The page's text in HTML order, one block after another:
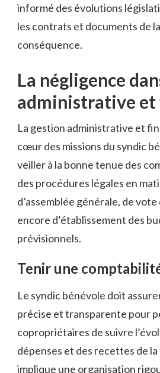
informé des évolutions
les contrats et documents de
conséquence.
La négligence
administrative et
La gestion administrative et
cœur des missions du syndic
veiller à la bonne tenue des
des procédures légales en
d’assemblée générale, de
encore d’établissement des
prévisionnels.
Tenir une
Le syndic bénévole doit
précise et transparente pour
copropriétaires de suivre
dépenses et des recettes de
implique une organisation